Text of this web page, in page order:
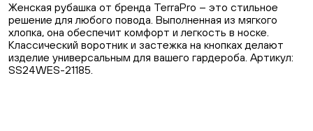
Женская рубашка от бренда TerraPro – это стильное
решение для любого повода. Выполненная из мягкого
хлопка, она обеспечит комфорт и легкость в носке.
Классический воротник и застежка на кнопках делают
изделие универсальным для вашего гардероба. Артикул:
SS24WES-21185.